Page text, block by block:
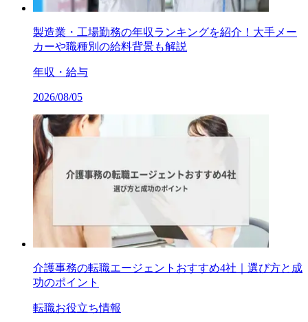
製造業・工場勤務の年収ランキングを紹介！大手メー
カーや職種別の給料背景も解説
年収・給与
2026/08/05
介護事務の転職エージェントおすすめ4社｜選び方と成
功のポイント
転職お役立ち情報